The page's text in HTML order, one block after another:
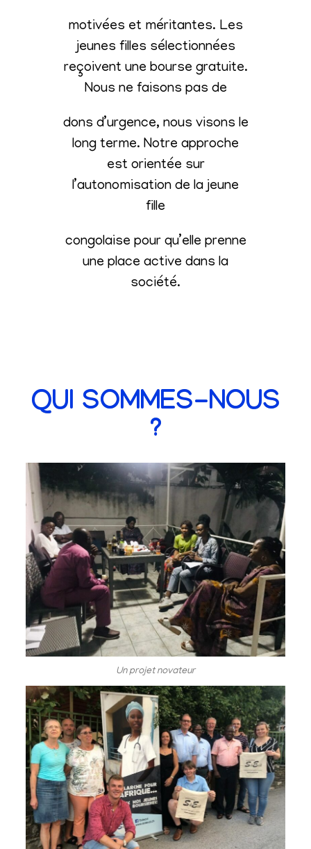
motivées et méritantes. Les
jeunes filles sélectionnées
reçoivent une bourse gratuite.
Nous ne faisons pas de
dons d’urgence, nous visons le
long terme. Notre approche
est orientée sur
l’autonomisation de la jeune
fille
congolaise pour qu’elle prenne
une place active dans la
société.
QUI SOMMES-NOUS
?
Un projet novateur